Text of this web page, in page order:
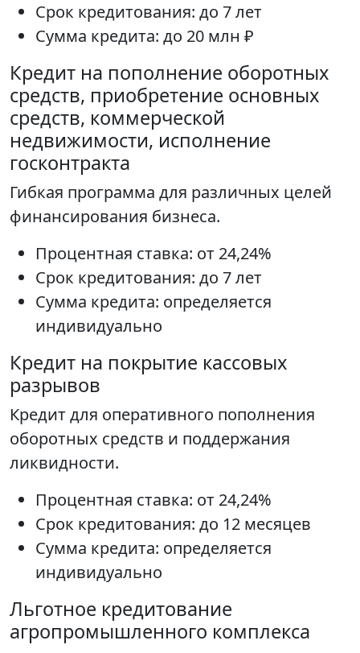
Срок кредитования: до 7 лет
Сумма кредита: до 20 млн ₽
Кредит на пополнение оборотных
средств, приобретение основных
средств, коммерческой
недвижимости, исполнение
госконтракта
Гибкая программа для различных целей
финансирования бизнеса.
Процентная ставка: от 24,24%
Срок кредитования: до 7 лет
Сумма кредита: определяется
индивидуально
Кредит на покрытие кассовых
разрывов
Кредит для оперативного пополнения
оборотных средств и поддержания
ликвидности.
Процентная ставка: от 24,24%
Срок кредитования: до 12 месяцев
Сумма кредита: определяется
индивидуально
Льготное кредитование
агропромышленного комплекса